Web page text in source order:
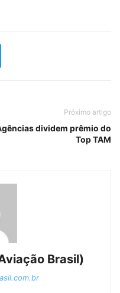
Próximo artigo
dividem prêmio do
Top TAM
Brasil)